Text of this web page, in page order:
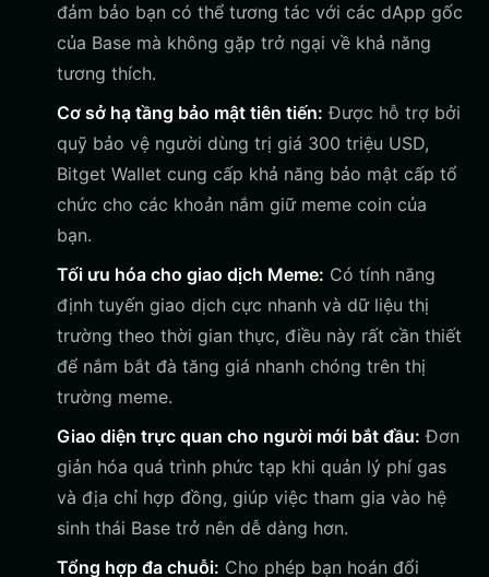
đảm bảo bạn có thể tương tác với các dApp gốc
của Base mà không gặp trở ngại về khả năng
tương thích.
Cơ sở hạ tầng bảo mật tiên tiến: Được hỗ trợ bởi
quỹ bảo vệ người dùng trị giá 300 triệu USD,
Bitget Wallet cung cấp khả năng bảo mật cấp tổ
chức cho các khoản nắm giữ meme coin của
bạn.
Tối ưu hóa cho giao dịch Meme: Có tính năng
định tuyến giao dịch cực nhanh và dữ liệu thị
trường theo thời gian thực, điều này rất cần thiết
để nắm bắt đà tăng giá nhanh chóng trên thị
trường meme.
Giao diện trực quan cho người mới bắt đầu: Đơn
giản hóa quá trình phức tạp khi quản lý phí gas
và địa chỉ hợp đồng, giúp việc tham gia vào hệ
sinh thái Base trở nên dễ dàng hơn.
Tổng hợp đa chuỗi: Cho phép bạn hoán đổi